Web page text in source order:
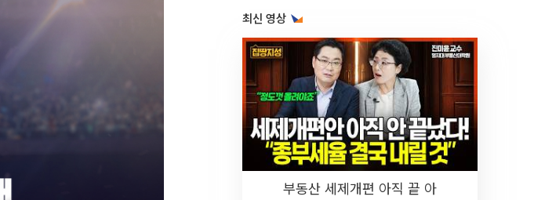
최신 영상
부동산 세제개편 아직 끝 아